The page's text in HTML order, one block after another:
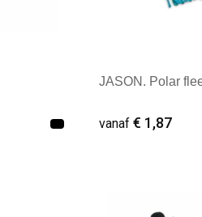
JASON. Polar
vanaf € 1,87
Minimale